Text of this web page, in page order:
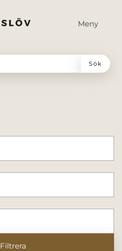
Meny
Sök
Filtrera